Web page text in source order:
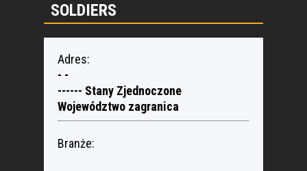
SOLDIERS
Adres:
- -
------ Stany Zjednoczone
Województwo zagranica
Branże: